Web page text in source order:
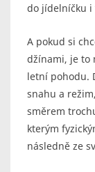
do jídelníčku i
A pokud si
džínami, je to
letní pohodu.
snahu a
směrem
kterým
následně ze